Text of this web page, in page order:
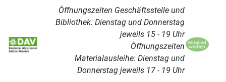
Öffnungszeiten Geschäftsstelle und
Bibliothek: Dienstag und Donnerstag
jeweils 15 - 19 Uhr
Öffnungszeiten
Materialausleihe: Dienstag und
Donnerstag jeweils 17 - 19 Uhr